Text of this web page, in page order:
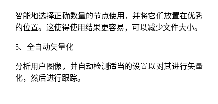
智能地选择正确数量的节点使用，并将它们放置在优秀
的位置。这使得使用结果更容易，可以减少文件大小。
5、全自动矢量化
分析用户图像，并自动检测适当的设置以对其进行矢量
化，然后进行跟踪。